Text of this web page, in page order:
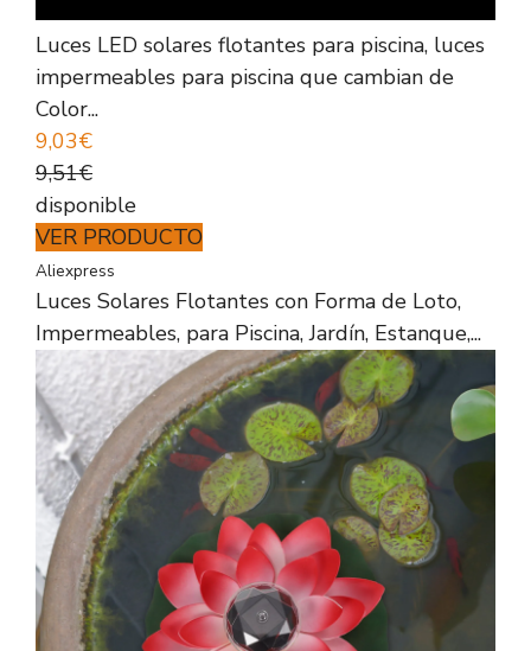
Luces LED solares flotantes para piscina, luces
impermeables para piscina que cambian de
Color...
9,03€
9,51€
disponible
VER PRODUCTO
Aliexpress
Luces Solares Flotantes con Forma de Loto,
Impermeables, para Piscina, Jardín, Estanque,...